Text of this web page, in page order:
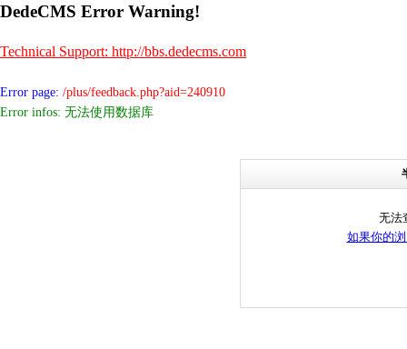
DedeCMS Error Warning!
Technical Support: http://bbs.dedecms.com
Error page: /plus/feedback.php?aid=240910
Error infos: 无法使用数据库
无法
如果你的